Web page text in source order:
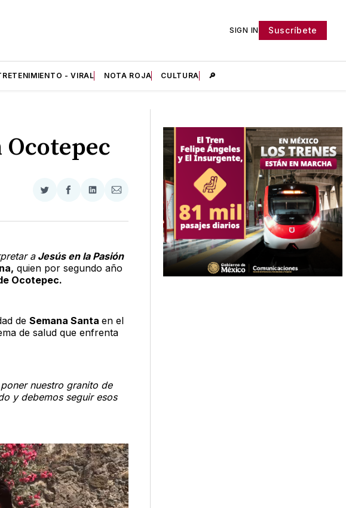
SIGN IN Suscríbete
- VIRAL NOTA ROJA CULTURA 🔎
Compartir
Twitter
Compartir
Facebook
Compartir
LinkedIn
Compartir
Email
aJesús en la Pasión
quien por segundo año
Ocotepec.
de Semana Santa en el
de salud que enfrenta
nuestro granito de
y debemos seguir esos